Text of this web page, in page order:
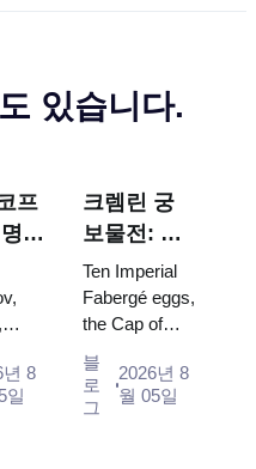
있습니다.
프
야
을
한
년 8
일
크렘린 궁
보물전: 파
베르제 달
걀, 왕좌, 대
관식 예복
Ten Imperial
Fabergé eggs,
the Cap of
the double
throne of two
블
로
그
2026년 8
월 05일